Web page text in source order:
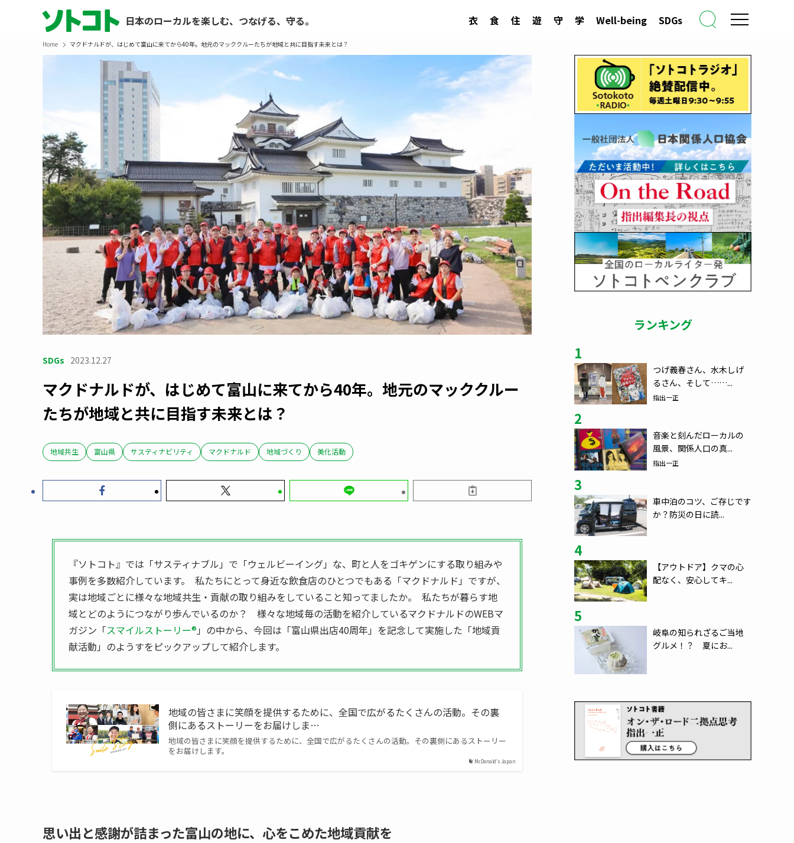
日本のローカルを楽しむ、つなげる、守る。 衣 食 住 遊 守 学 Well-being SDGs
Home マクドナルドが、はじめて富山に来てから40年。地元のマッククルーたちが地域と共に目指す未来とは？
SDGs 2023.12.27
マクドナルドが、はじめて富山に来てから40年。地元のマッククルー
たちが地域と共に目指す未来とは？
地域共生 富山県 サスティナビリティ マクドナルド 地域づくり 美化活動
『ソトコト』では「サスティナブル」で「ウェルビーイング」な、町と人をゴキゲンにする取り組みや
事例を多数紹介しています。 私たちにとって身近な飲食店のひとつでもある「マクドナルド」ですが、
実は地域ごとに様々な地域共生・貢献の取り組みをしていること知ってましたか。 私たちが暮らす地
域とどのようにつながり歩んでいるのか？ 様々な地域毎の活動を紹介しているマクドナルドのWEBマ
ガジン「スマイルストーリー®︎」の中から、今回は「富山県出店40周年」を記念して実施した「地域貢
献活動」のようすをピックアップして紹介します。
McDonald's Japan
地域の皆さまに笑顔を提供するために、全国で広がるたくさんの活動。その裏
側にあるストーリーをお届けしま…
地域の皆さまに笑顔を提供するために、全国で広がるたくさんの活動。その裏側にあるストーリー
をお届けします。
思い出と感謝が詰まった富山の地に、心をこめた地域貢献を
ランキング
1
つげ義春さん、水木しげ
るさん、そして……...
指出一正
2
音楽と刻んだローカルの
風景、関係人口の真...
指出一正
3
車中泊のコツ、ご存じです
か？防災の日に読...
4
【アウトドア】クマの心
配なく、安心してキ...
5
岐阜の知られざるご当地
グルメ！？ 夏にお...